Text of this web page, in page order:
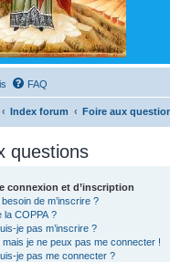
FAQ
Index forum Foire aux
questions
connexion et d’inscription
de m’inscrire ?
la COPPA ?
je pas m’inscrire ?
je ne peux pas me connecter !
je pas me connecter ?